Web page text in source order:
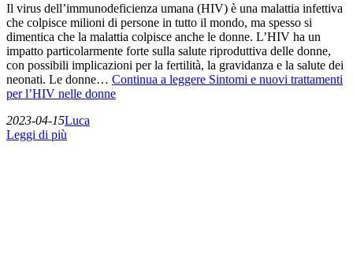
Il virus dell’immunodeficienza umana (HIV) è una malattia infettiva
che colpisce milioni di persone in tutto il mondo, ma spesso si
dimentica che la malattia colpisce anche le donne. L’HIV ha un
impatto particolarmente forte sulla salute riproduttiva delle donne,
con possibili implicazioni per la fertilità, la gravidanza e la salute dei
neonati. Le donne… Continua a leggere Sintomi e nuovi trattamenti
per l’HIV nelle donne
2023-04-15Luca
Leggi di più